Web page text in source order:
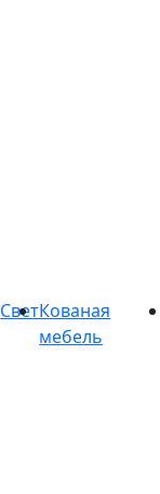
СветКованая
мебель